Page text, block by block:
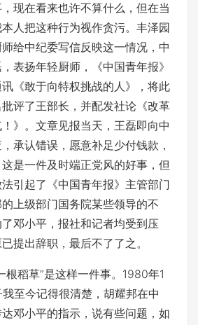
现在看来也许不算什么，但在当
人把这种行为视作贪污。丰泽园
给中纪委写信反映这一情况，中
表扬年轻厨师，《中国青年报》
《敢于向特权挑战的人》，将此
评了王部长，并配发社论《改革
》。文章见报当天，王磊即向中
承认错误，愿意补足少付钱款，
是一件及时端正党风的好事，但
引起了《中国青年报》主管部门
上级部门国务院某些领导的不
邓小平，报社和记者均受到压
提出辞职，最后不了了之。
根稻草”是这样一件事。1980年1
至今记得很清楚，胡耀邦在中
邓小平的指示，说有些问题，如